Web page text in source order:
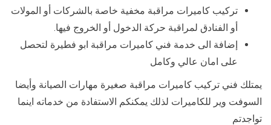
تركيب كاميرات مراقبة مخفية خاصة بالشركات أو المولات
أو الفنادق لمراقبة حركة الدخول أو الخروج فيها.
إضافة الى خدمة فني كاميرات مراقبة ابو فطيرة لتحصل
على امان عالي وكامل
يمتلك فني تركيب كاميرات مراقبة صغيرة مهارات الصيانة وأيضا
السوفت وير للكاميرات لذلك يمكنكم الاستفادة من خدماته اينما
تواجدتم